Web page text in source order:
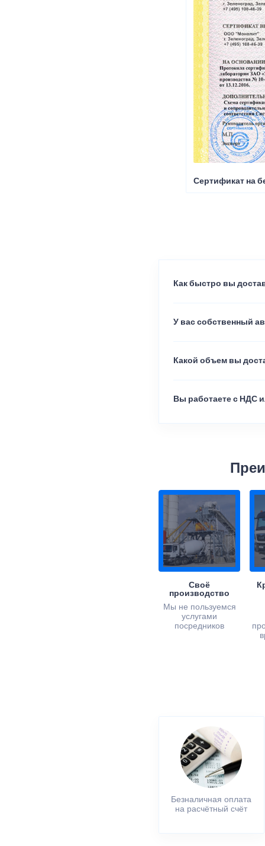
Сертификат на
Как быстро вы
У вас собственный
Какой объем вы
Вы работаете с НДС
Своё
производство
Мы не пользуемся
услугами
посредников
Безналичная оплата
на расчётный счёт